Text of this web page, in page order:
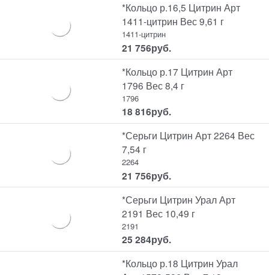
*Кольцо р.16,5 Цитрин Арт
1411-цитрин Вес 9,61 г
1411-цитрин
21 756руб.
*Кольцо р.17 Цитрин Арт
1796 Вес 8,4 г
1796
18 816руб.
*Серьги Цитрин Арт 2264 Вес
7,54 г
2264
21 756руб.
*Серьги Цитрин Урал Арт
2191 Вес 10,49 г
2191
25 284руб.
*Кольцо р.18 Цитрин Урал